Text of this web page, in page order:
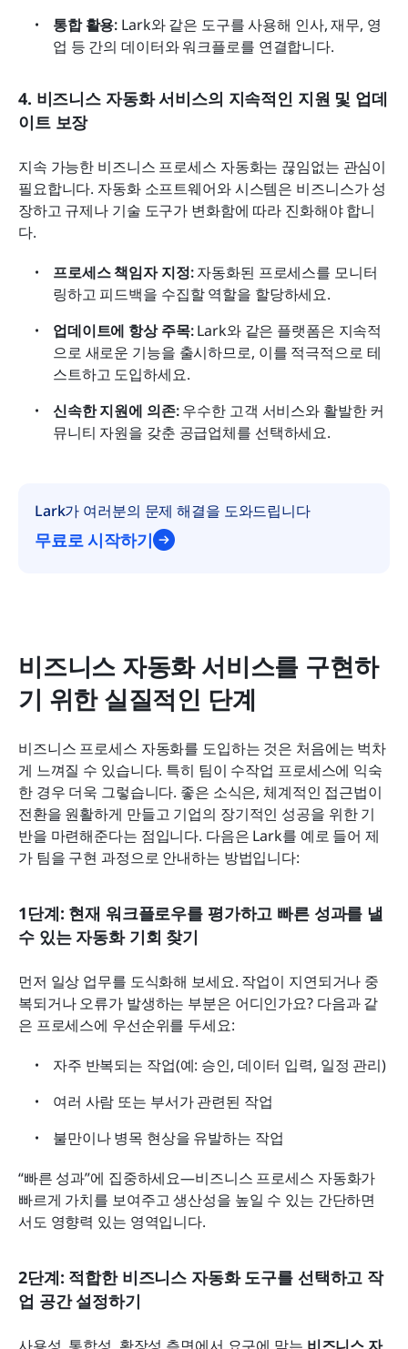
통합 활용: Lark와 같은 도구를 사용해 인사, 재무, 영
업 등 간의 데이터와 워크플로를 연결합니다.
4. 비즈니스 자동화 서비스의 지속적인 지원 및 업데
이트 보장
지속 가능한 비즈니스 프로세스 자동화는 끊임없는 관심이
필요합니다. 자동화 소프트웨어와 시스템은 비즈니스가 성
장하고 규제나 기술 도구가 변화함에 따라 진화해야 합니
다.
프로세스 책임자 지정: 자동화된 프로세스를 모니터
링하고 피드백을 수집할 역할을 할당하세요.
업데이트에 항상 주목: Lark와 같은 플랫폼은 지속적
으로 새로운 기능을 출시하므로, 이를 적극적으로 테
스트하고 도입하세요.
신속한 지원에 의존: 우수한 고객 서비스와 활발한 커
뮤니티 자원을 갖춘 공급업체를 선택하세요.
Lark가 여러분의 문제 해결을 도와드립니다
무료로 시작하기
비즈니스 자동화 서비스를 구현하
기 위한 실질적인 단계
비즈니스 프로세스 자동화를 도입하는 것은 처음에는 벅차
게 느껴질 수 있습니다. 특히 팀이 수작업 프로세스에 익숙
한 경우 더욱 그렇습니다. 좋은 소식은, 체계적인 접근법이
전환을 원활하게 만들고 기업의 장기적인 성공을 위한 기
반을 마련해준다는 점입니다. 다음은 Lark를 예로 들어 제
가 팀을 구현 과정으로 안내하는 방법입니다:
1단계: 현재 워크플로우를 평가하고 빠른 성과를 낼
수 있는 자동화 기회 찾기
먼저 일상 업무를 도식화해 보세요. 작업이 지연되거나 중
복되거나 오류가 발생하는 부분은 어디인가요? 다음과 같
은 프로세스에 우선순위를 두세요:
자주 반복되는 작업(예: 승인, 데이터 입력, 일정 관리)
여러 사람 또는 부서가 관련된 작업
불만이나 병목 현상을 유발하는 작업
“빠른 성과”에 집중하세요—비즈니스 프로세스 자동화가
빠르게 가치를 보여주고 생산성을 높일 수 있는 간단하면
서도 영향력 있는 영역입니다.
2단계: 적합한 비즈니스 자동화 도구를 선택하고 작
업 공간 설정하기